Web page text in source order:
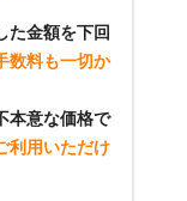
た金額を下回
数料も一切か
本意な価格で
利用いただけ